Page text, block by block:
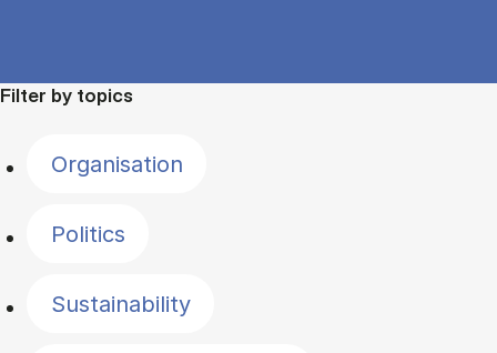
Filter by topics
Organisation
Politics
Sustainability